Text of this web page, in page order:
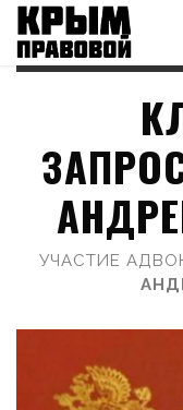
УЧАСТИЕ